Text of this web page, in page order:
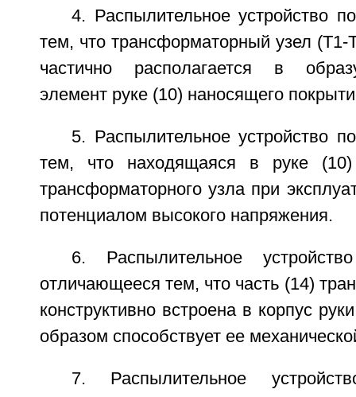
4. Распылительное устройство
тем, что трансформаторный узел
частично располагается в
элемент руке (10) наносящего
5. Распылительное устройство
тем, что находящаяся в руке
трансформаторного узла при
потенциалом высокого напряжения.
6. Распылительное
отличающееся тем, что часть (14)
конструктивно встроена в корпус
образом способствует ее
7. Распылительное